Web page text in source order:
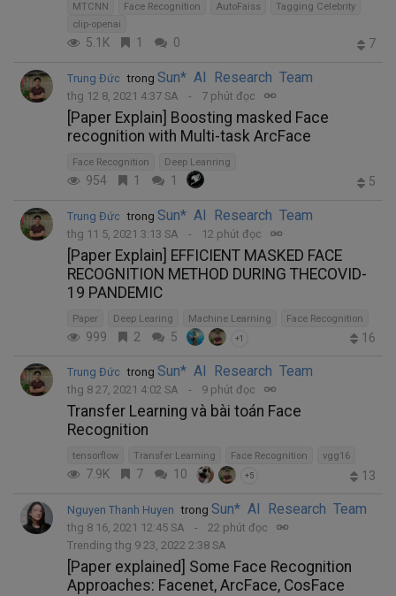
MTCNN Face Recognition AutoFaiss
Tagging Celebrity
clip-openai
5.1K 1 0 7
Trung Đức trong Sun* AI Research Team
thg 12 8, 2021 4:37 SA 7 phút đọc
[Paper Explain] Boosting masked Face
recognition with Multi-task ArcFace
Face Recognition Deep Leanring
954 1 1 5
Trung Đức trong Sun* AI Research Team
thg 11 5, 2021 3:13 SA 12 phút đọc
[Paper Explain] EFFICIENT MASKED FACE
RECOGNITION METHOD DURING THECOVID-
19 PANDEMIC
Paper Deep Learing Machine Learning Face Recognition
999 2 5 +1 16
Trung Đức trong Sun* AI Research Team
thg 8 27, 2021 4:02 SA 9 phút đọc
Transfer Learning và bài toán Face
Recognition
tensorflow Transfer Learning Face Recognition vgg16
7.9K 7 10 +5 13
Nguyen Thanh Huyen trong Sun* AI Research Team
thg 8 16, 2021 12:45 SA
22 phút đọc
Trending thg 9 23, 2022 2:38 SA
[Paper explained] Some Face Recognition
Approaches: Facenet, ArcFace, CosFace